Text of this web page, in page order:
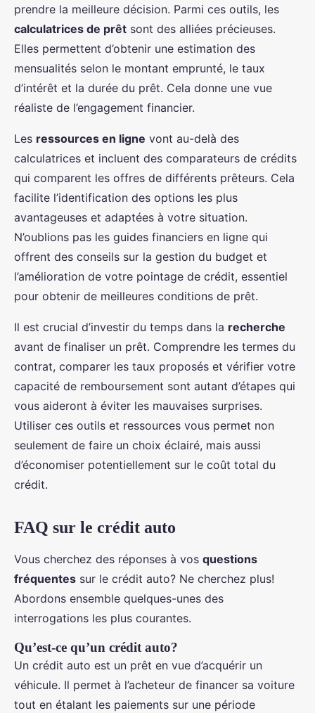
prendre la meilleure décision. Parmi ces outils, les
calculatrices de prêt sont des alliées précieuses.
Elles permettent d’obtenir une estimation des
mensualités selon le montant emprunté, le taux
d’intérêt et la durée du prêt. Cela donne une vue
réaliste de l’engagement financier.
Les ressources en ligne vont au-delà des
calculatrices et incluent des comparateurs de crédits
qui comparent les offres de différents prêteurs. Cela
facilite l’identification des options les plus
avantageuses et adaptées à votre situation.
N’oublions pas les guides financiers en ligne qui
offrent des conseils sur la gestion du budget et
l’amélioration de votre pointage de crédit, essentiel
pour obtenir de meilleures conditions de prêt.
Il est crucial d’investir du temps dans la recherche
avant de finaliser un prêt. Comprendre les termes du
contrat, comparer les taux proposés et vérifier votre
capacité de remboursement sont autant d’étapes qui
vous aideront à éviter les mauvaises surprises.
Utiliser ces outils et ressources vous permet non
seulement de faire un choix éclairé, mais aussi
d’économiser potentiellement sur le coût total du
crédit.
FAQ sur le crédit auto
Vous cherchez des réponses à vos questions
fréquentes sur le crédit auto? Ne cherchez plus!
Abordons ensemble quelques-unes des
interrogations les plus courantes.
Qu’est-ce qu’un crédit auto?
Un crédit auto est un prêt en vue d’acquérir un
véhicule. Il permet à l’acheteur de financer sa voiture
tout en étalant les paiements sur une période